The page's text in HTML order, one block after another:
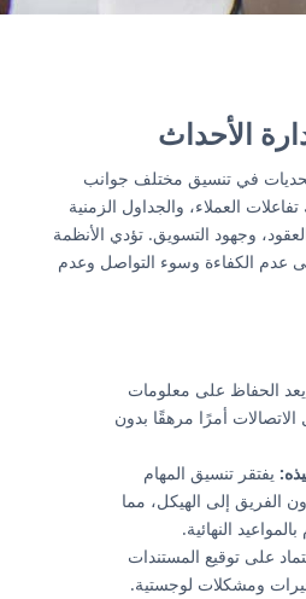
الأحداث
في تنسيق مختلف جوانب
العملاء، والجداول الزمنية
وجهود التسويق. تؤدي الأنظمة
عدم الكفاءة وسوء التواصل وعدم
يعد الحفاظ على معلومات
أمرًا مرهقًا بدون
يفتقر تنسيق المهام
الفريق إلى الهيكل، مما
النهائية.
على توقيع المستندات
ومشكلات لوجستية.